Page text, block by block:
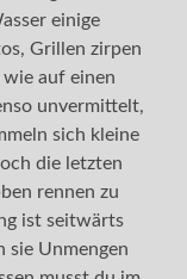
einige
Grillen zirpen
auf einen
unvermittelt,
sich kleine
die letzten
rennen zu
ist seitwärts
sie Unmengen